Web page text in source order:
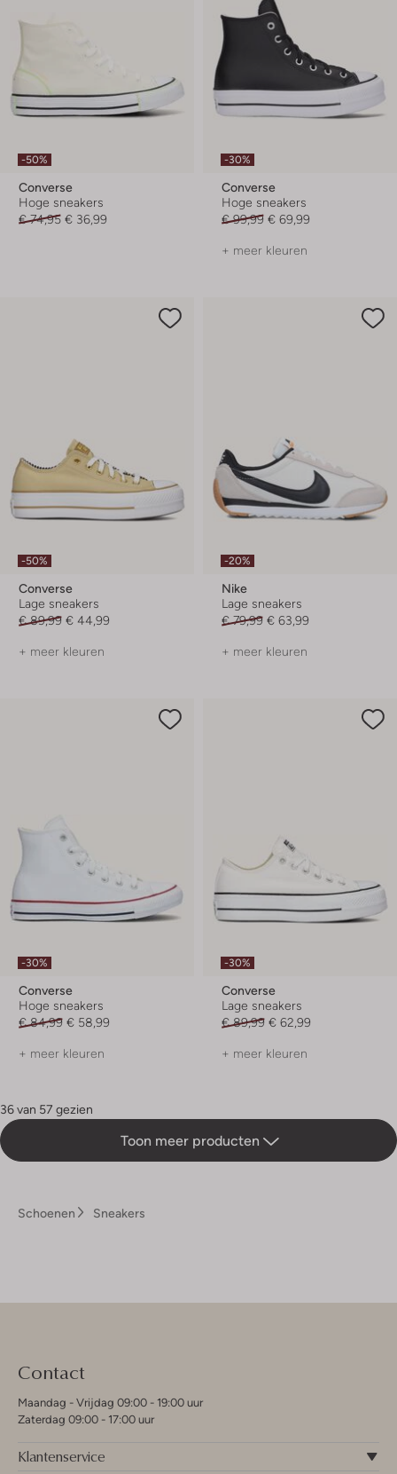
-50%
Converse
Hoge sneakers
€ 74,95 € 36,99
-30%
Converse
Hoge sneakers
€ 99,99 € 69,99
+ meer kleuren
-50%
Converse
Lage sneakers
€ 89,99 € 44,99
+ meer kleuren
-20%
Nike
Lage sneakers
€ 79,99 € 63,99
+ meer kleuren
-30%
Converse
Hoge sneakers
€ 84,99 € 58,99
+ meer kleuren
-30%
Converse
Lage sneakers
€ 89,99 € 62,99
+ meer kleuren
36 van 57 gezien
Toon meer producten
Schoenen Sneakers
Contact
Maandag - Vrijdag 09:00 - 19:00 uur
Zaterdag 09:00 - 17:00 uur
Klantenservice